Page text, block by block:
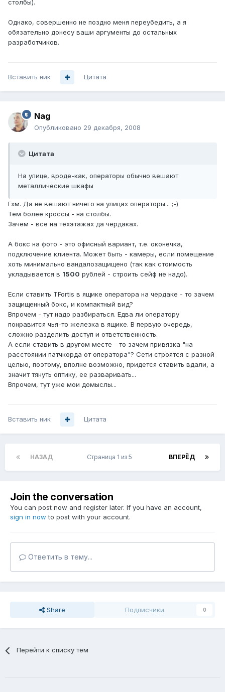
столбы).
Однако, совершенно не поздно меня переубедить, а я
обязательно донесу ваши аргументы до остальных
разработчиков.
Вставить ник Цитата
Nag
Опубликовано 29 декабря, 2008
Цитата
На улице, вроде-как, операторы обычно вешают
металлические шкафы
Гхм. Да не вешают ничего на улицах операторы... ;-)
Тем более кроссы - на столбы.
Зачем - все на техэтажах да чердаках.
А бокс на фото - это офисный вариант, т.е. оконечка,
подключение клиента. Может быть - камеры, если помещение
хоть минимально вандалозащищено (так как стоимость
укладывается в 1500 рублей - строить сейф не надо).
Если ставить TFortis в ящике оператора на чердаке - то зачем
защищенный бокс, и компактный вид?
Впрочем - тут надо разбираться. Едва ли оператору
понравится чья-то железка в ящике. В первую очередь,
сложно разделить доступ и ответственность.
А если ставить в другом месте - то зачем привязка "на
расстоянии патчкорда от оператора"? Сети строятся с разной
целью, поэтому, вполне возможно, придется ставить вдали, а
значит тянуть оптику, ее разваривать...
Впрочем, тут уже мои домыслы...
Вставить ник Цитата
НАЗАД ВПЕРЁД
Страница 1 из 5
Join the conversation
You can post now and register later. If you have an account,
sign in now to post with your account.
Ответить в тему...
Share Подписчики 0
Перейти к списку тем